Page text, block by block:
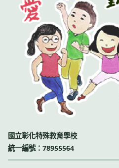
國立彰化特殊教育學校
統一編號：78955564